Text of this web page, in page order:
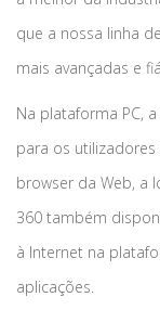
que a nossa linha
mais avançadas e
Na plataforma PC,
para os
browser da Web, a
360 também
à Internet na
aplicações.